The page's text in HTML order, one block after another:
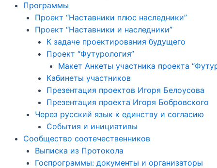
Программы
Проект “Наставники плюс наследники”
Проект “Наставники и наследники”
К задаче проектирования будущего
Проект “Футурология”
Макет Анкеты участника проекта
Кабинеты участников
Презентация проектов Игоря Белоусова
Презентация проекта Игоря Бобровского
Через русский язык к единству и согласию
События и инициативы
Сообщество соотечественников
Выписка из Протокола
Госпрограммы: документы и организаторы